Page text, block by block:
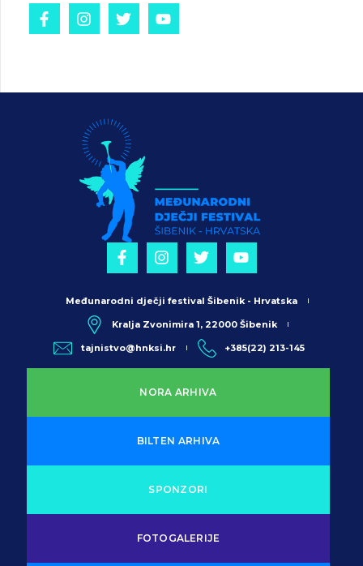
NORA ARHIVA
BILTEN ARHIVA
SPONZORI
FOTOGALERIJE
Međunarodni dječji festival Šibenik - Hrvatska
Kralja Zvonimira 1, 22000 Šibenik
tajnistvo@hnksi.hr +385(22) 213-145